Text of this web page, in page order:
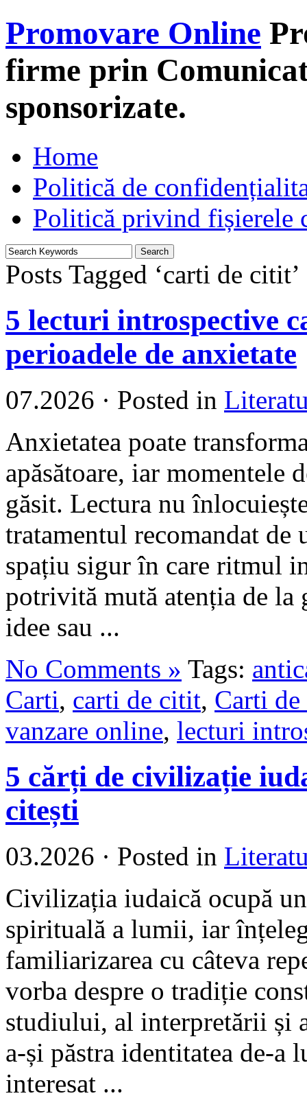
Promovare Online
firme prin
sponsorizate.
Home
Politică de
Politică privind fișierele
Posts Tagged ‘carti de citit’
5 lecturi introspective
perioadele de anxietate
07.2026 · Posted in
Anxietatea poate
apăsătoare, iar
găsit. Lectura nu
tratamentul recomandat de
spațiu sigur în care ritmul
potrivită mută atenția de
idee sau ...
No Comments » Tags:
Carti, carti de citit, Carti de
vanzare online, lecturi
5 cărți de civilizație
citești
03.2026 · Posted in
Civilizația iudaică ocupă
spirituală a lumii, iar
familiarizarea cu câteva
vorba despre o tradiție
studiului, al interpretării și
a-și păstra identitatea de-
interesat ...